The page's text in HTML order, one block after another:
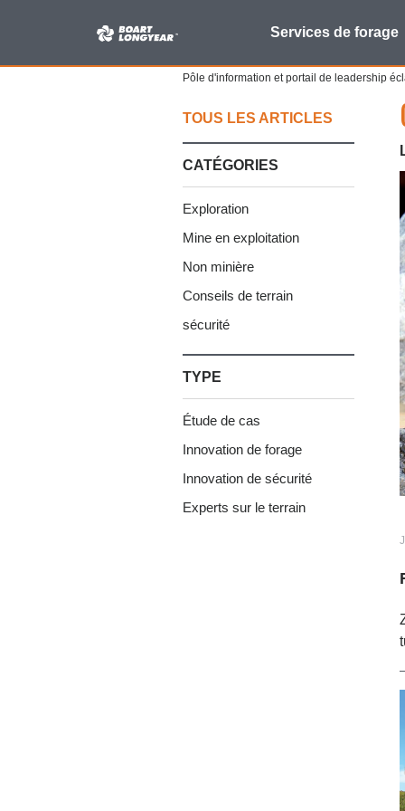
Services de forage
Pôle d'information et portail de leadership
TOUS LES ARTICLES
CATÉGORIES
Exploration
Mine en exploitation
Non minière
Conseils de terrain
sécurité
TYPE
Étude de cas
Innovation de forage
Innovation de sécurité
Experts sur le terrain